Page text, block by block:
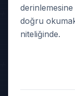
derinlemesine
doğru
niteliğinde.